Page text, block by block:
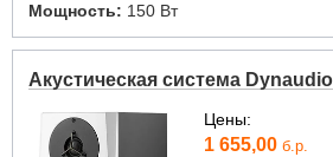
Мощность: 150 Вт
Акустическая система
Цены:
1 655,00 б.р.